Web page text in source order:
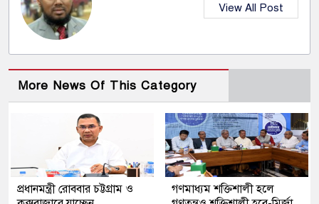
View All Post
More News Of This Category
প্রধানমন্ত্রী রোববার চট্টগ্রাম ও
গণমাধ্যম শক্তিশালী হলে